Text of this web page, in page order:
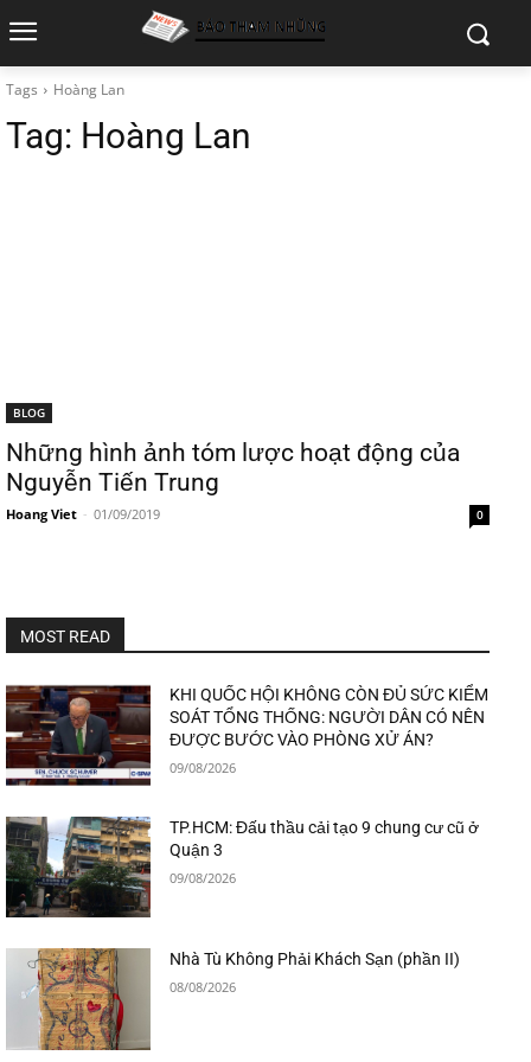
Tags Hoàng Lan
Tag: Hoàng Lan
BLOG
Những hình ảnh tóm lược hoạt động của
Nguyễn Tiến Trung
Hoang Viet - 01/09/2019 0
MOST READ
KHI QUỐC HỘI KHÔNG CÒN ĐỦ SỨC KIỂM
SOÁT TỔNG THỐNG: NGƯỜI DÂN CÓ NÊN
ĐƯỢC BƯỚC VÀO PHÒNG XỬ ÁN?
09/08/2026
TP.HCM: Đấu thầu cải tạo 9 chung cư cũ ở
Quận 3
09/08/2026
Nhà Tù Không Phải Khách Sạn (phần II)
08/08/2026